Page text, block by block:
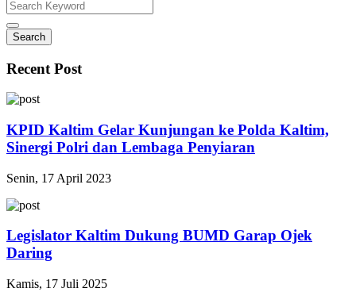
Search
Recent Post
KPID Kaltim Gelar Kunjungan ke Polda Kaltim,
Sinergi Polri dan Lembaga Penyiaran
Senin, 17 April 2023
Legislator Kaltim Dukung BUMD Garap Ojek
Daring
Kamis, 17 Juli 2025